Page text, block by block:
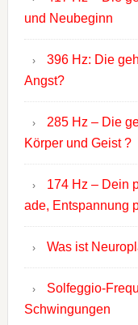
und Neubeginn
396 Hz: Die
Angst?
285 Hz – Die
Körper und Geist ?
174 Hz – Dein
ade, Entspannung
Was ist
Solfeggio-
Schwingungen